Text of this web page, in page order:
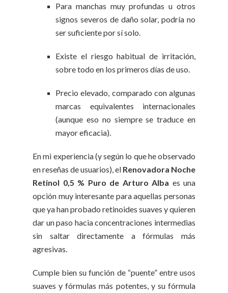
Para manchas muy profundas u otros
signos severos de daño solar, podría no
ser suficiente por sí solo.
Existe el riesgo habitual de irritación,
sobre todo en los primeros días de uso.
Precio elevado, comparado con algunas
marcas equivalentes internacionales
(aunque eso no siempre se traduce en
mayor eficacia).
En mi experiencia (y según lo que he observado
en reseñas de usuarios), el Renovadora Noche
Retinol 0,5 % Puro de Arturo Alba es una
opción muy interesante para aquellas personas
que ya han probado retinoides suaves y quieren
dar un paso hacia concentraciones intermedias
sin saltar directamente a fórmulas más
agresivas.
Cumple bien su función de “puente” entre usos
suaves y fórmulas más potentes, y su fórmula